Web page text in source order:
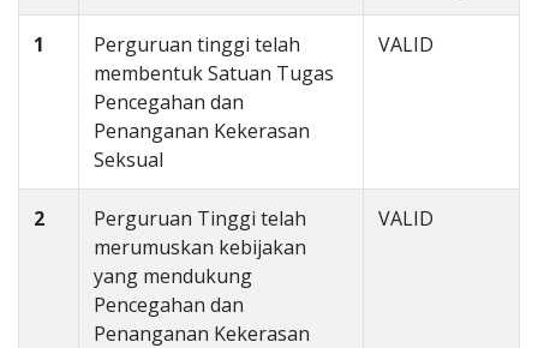
1
Perguruan tinggi telah
membentuk Satuan Tugas
Pencegahan dan
Penanganan Kekerasan
Seksual
VALID
2
Perguruan Tinggi telah
merumuskan kebijakan
yang mendukung
Pencegahan dan
Penanganan Kekerasan
VALID